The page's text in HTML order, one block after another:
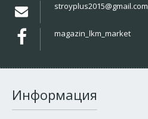
stroyplus2015@gmail.com
magazin_lkm_market
Информация